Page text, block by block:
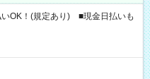
OK！(規定あり) ■現金日払いも